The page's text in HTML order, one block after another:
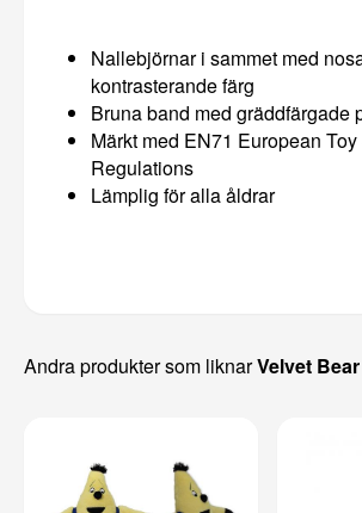
Nallebjörnar i sammet med
kontrasterande färg
Bruna band med gräddfärgade
Märkt med EN71 European
Regulations
Lämplig för alla åldrar
Andra produkter som liknarVelvet Bear